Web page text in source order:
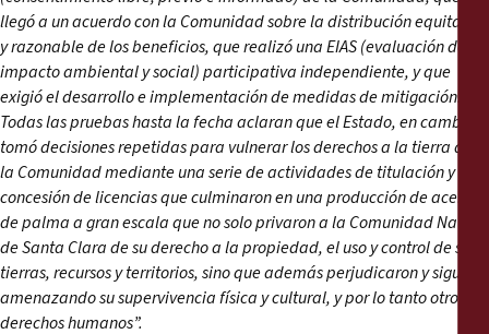
llegó a un acuerdo con la Comunidad sobre la distribución equitativa
y razonable de los beneficios, que realizó una EIAS (evaluación del
impacto ambiental y social) participativa independiente, y que
exigió el desarrollo e implementación de medidas de mitigación.
Todas las pruebas hasta la fecha aclaran que el Estado, en cambio,
tomó decisiones repetidas para vulnerar los derechos a la tierra de
la Comunidad mediante una serie de actividades de titulación y
concesión de licencias que culminaron en una producción de aceite
de palma a gran escala que no solo privaron a la Comunidad Nativa
de Santa Clara de su derecho a la propiedad, el uso y control de sus
tierras, recursos y territorios, sino que además perjudicaron y siguen
amenazando su supervivencia física y cultural, y por lo tanto otros
derechos humanos”.